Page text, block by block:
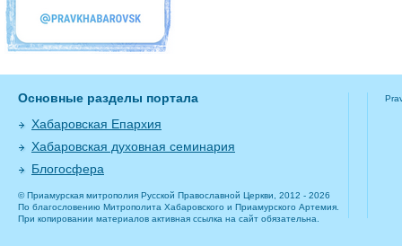
Основные разделы портала
Хабаровская Епархия
Хабаровская духовная семинария
Блогосфера
© Приамурская митрополия Русской Православной Церкви, 2012 - 2026
По благословению Митрополита Хабаровского и Приамурского Артемия.
При копировании материалов активная ссылка на сайт обязательна.